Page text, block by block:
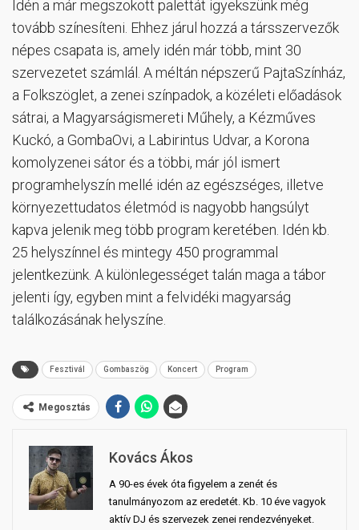
Idén a már megszokott palettát igyekszünk még
tovább színesíteni. Ehhez járul hozzá a társszervezők
népes csapata is, amely idén már több, mint 30
szervezetet számlál. A méltán népszerű PajtaSzínház,
a Folkszöglet, a zenei színpadok, a közéleti előadások
sátrai, a Magyarságismereti Műhely, a Kézműves
Kuckó, a GombaOvi, a Labirintus Udvar, a Korona
komolyzenei sátor és a többi, már jól ismert
programhelyszín mellé idén az egészséges, illetve
környezettudatos életmód is nagyobb hangsúlyt
kapva jelenik meg több program keretében. Idén kb.
25 helyszínnel és mintegy 450 programmal
jelentkezünk. A különlegességet talán maga a tábor
jelenti így, egyben mint a felvidéki magyarság
találkozásának helyszíne.
Fesztivál Gombaszög Koncert Program
Megosztás
Kovács Ákos
A 90-es évek óta figyelem a zenét és
tanulmányozom az eredetét. Kb. 10 éve vagyok
aktív DJ és szervezek zenei rendezvényeket.